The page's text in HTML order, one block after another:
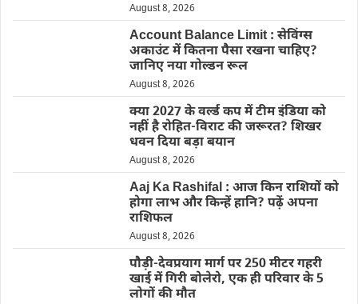
August 8, 2026
Account Balance Limit : सेविंग्स
अकाउंट में कितना पैसा रखना चाहिए?
जानिए नया गोल्डन रूल
August 8, 2026
क्या 2027 के वर्ल्ड कप में टीम इंडिया को
नहीं है रोहित-विराट की जरूरत? शिखर
धवन दिया बड़ा बयान
August 8, 2026
Aaj Ka Rashifal : आज किन राशियों को
होगा लाभ और किन्हें हानि? पढ़ें अपना
राशिफल
August 8, 2026
पौड़ी-देवप्रयाग मार्ग पर 250 मीटर गहरी
खाई में गिरी बोलेरो, एक ही परिवार के 5
लोगों की मौत